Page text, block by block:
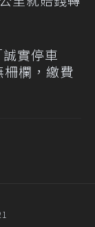
實停車
欄，繳費